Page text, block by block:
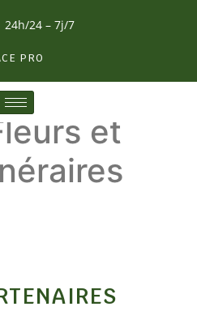
24h/24 – 7j/7
PRO
et